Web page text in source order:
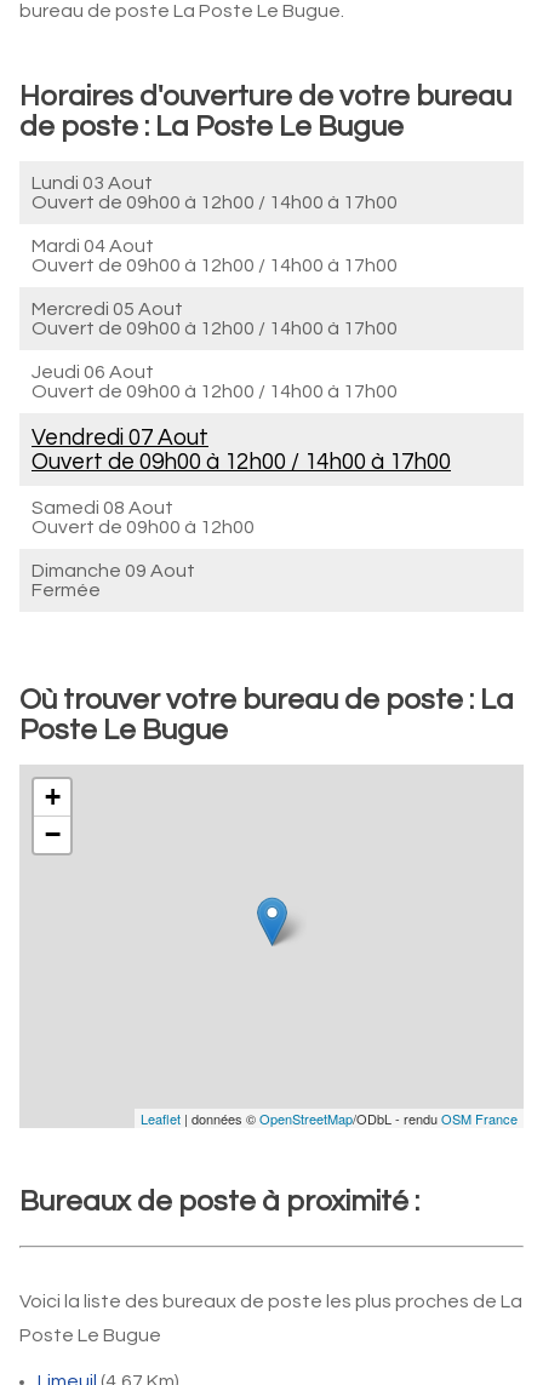
bureau de poste La Poste Le Bugue.
Horaires d'ouverture de votre bureau
de poste : La Poste Le Bugue
Lundi 03 Aout
Ouvert de 09h00 à 12h00 / 14h00 à 17h00
Mardi 04 Aout
Ouvert de 09h00 à 12h00 / 14h00 à 17h00
Mercredi 05 Aout
Ouvert de 09h00 à 12h00 / 14h00 à 17h00
Jeudi 06 Aout
Ouvert de 09h00 à 12h00 / 14h00 à 17h00
Vendredi 07 Aout
Ouvert de 09h00 à 12h00 / 14h00 à 17h00
Samedi 08 Aout
Ouvert de 09h00 à 12h00
Dimanche 09 Aout
Fermée
Où trouver votre bureau de poste : La
Poste Le Bugue
+
−
Leaflet | données ©OpenStreetMap/ODbL - renduOSM France
Bureaux de poste à proximité :
Voici la liste des bureaux de poste les plus proches de La
Poste Le Bugue